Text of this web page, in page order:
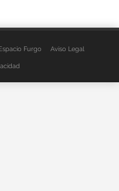
Furgo Aviso Legal